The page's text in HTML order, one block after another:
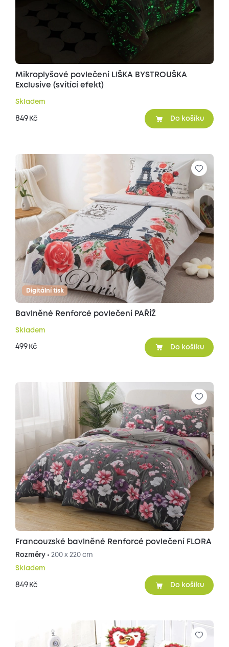
Mikroplyšové povlečení LIŠKA BYSTROUŠKA
Exclusive (svítící efekt)
Skladem
849 Kč Do košíku
Digitální tisk
Bavlněné Renforcé povlečení PAŘÍŽ
Skladem
499 Kč Do košíku
Francouzské bavlněné Renforcé povlečení FLORA
Rozměry • 200 x 220 cm
Skladem
849 Kč Do košíku